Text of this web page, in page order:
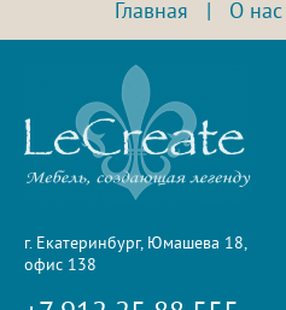
Главная О нас
г. Екатеринбург, Юмашева 18,
офис 138